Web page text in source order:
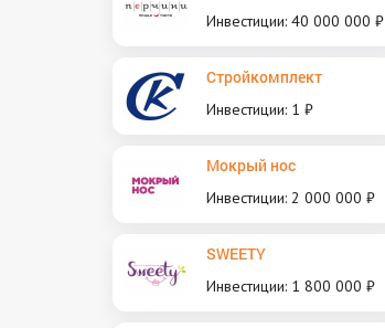
Инвестиции: 40 000 000 ₽
Стройкомплект
Инвестиции: 1 ₽
Мокрый нос
Инвестиции: 2 000 000 ₽
SWEETY
Инвестиции: 1 800 000 ₽